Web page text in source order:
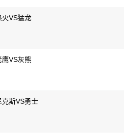
VS猛龙
VS灰熊
斯VS勇士